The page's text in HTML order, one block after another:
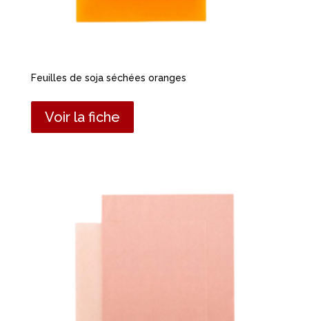
Feuilles de soja séchées oranges
Voir la fiche